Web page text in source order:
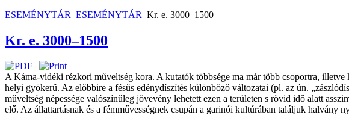
ESEMÉNYTÁR ESEMÉNYTÁR Kr. e. 3000–1500
Kr. e. 3000–1500
|
A Káma-vidéki rézkori műveltség kora. A kutatók többsége ma már több csoportra,
helyi gyökerű. Az előbbire a fésűs edénydíszítés különböző változatai (pl. az ún.
műveltség népessége valószínűleg jövevény lehetett ezen a területen s rövid idő alatt
elő. Az állattartásnak és a fémművességnek csupán a garinói kultúrában találjuk halvány